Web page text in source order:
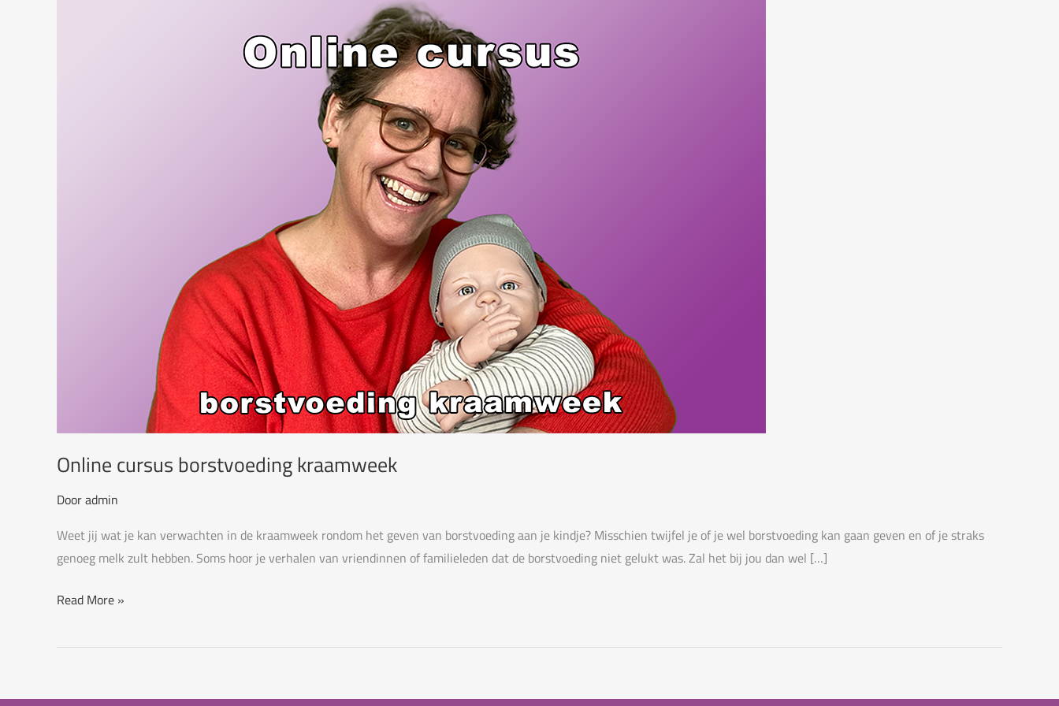
Online cursus borstvoeding kraamweek
Dooradmin
Weet jij wat je kan verwachten in de kraamweek rondom het geven van borstvoeding aan je kindje? Misschien twijfel je of je wel borstvoeding kan gaan geven en of je straks
genoeg melk zult hebben. Soms hoor je verhalen van vriendinnen of familieleden dat de borstvoeding niet gelukt was. Zal het bij jou dan wel […]
Online
borstvoeding
Read More »